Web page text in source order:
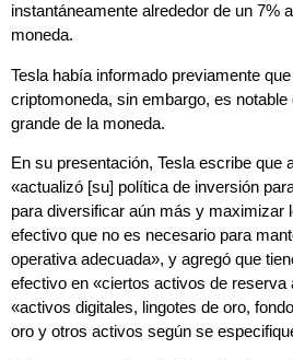
instantáneamente alrededor de un 7%
moneda.
Tesla había informado previamente
criptomoneda, sin embargo, es
grande de la moneda.
En su presentación, Tesla escribe que
«actualizó [su] política de inversión
para diversificar aún más y maximizar
efectivo que no es necesario para
operativa adecuada», y agregó que
efectivo en «ciertos activos de reserva
«activos digitales, lingotes de oro,
oro y otros activos según se